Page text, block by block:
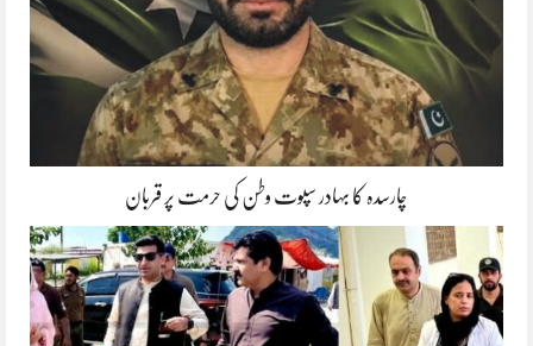
چارسدہ کا بہادر سپوت وطن کی حرمت پر قربان